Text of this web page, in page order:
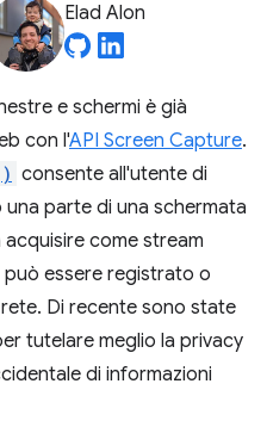
Elad Alon
e schermi è già
con l'API Screen Capture.
consente all'utente di
parte di una schermata
come stream
essere registrato o
Di recente sono state
tutelare meglio la privacy
di informazioni